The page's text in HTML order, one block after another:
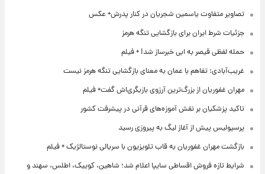
تصاویر متفاوت یاسمین شجریان در کنار پدرش+ عکس
جزئیات شرط ایران برای بازگشایی تنگه هرمز
حمله لفظی قیصر به ابی خبرساز شد! + فیلم
غریب‌آبادی: تفاهم با عمان به معنای بازگشایی تنگه هرمز نیست
مهران غفوریان از بزرگ‌ترین آرزوی بازیگری‌اش گفت+ فیلم
تاکید پزشکیان بر نقش آموزه‌های قرآنی در پیشرفت کشور
پرسپولیس پیش از آغاز لیگ به پیروزی رسید
بازگشت مهران غفوریان به قاب تلویزیون با سریالی نوستالژیک + فیلم
شرایط تازه فروش اقساطی سایپا اعلام شد؛ شاهین، کوییک، اطلس، سهند و